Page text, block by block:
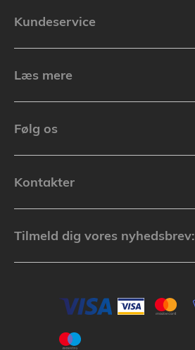
Kundeservice
Læs mere
Følg os
Kontakter
Tilmeld dig vores nyhedsbrev: